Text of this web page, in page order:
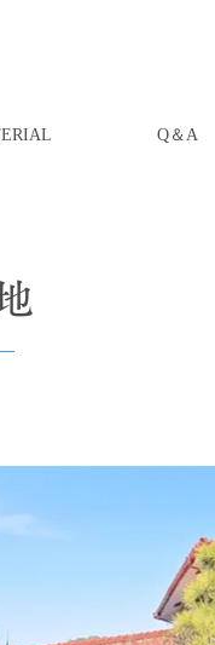
Q＆A